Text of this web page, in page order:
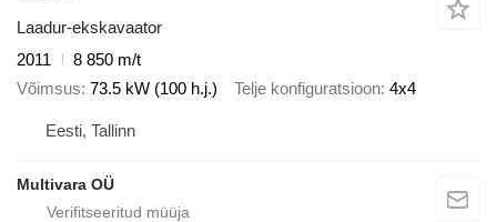
Laadur-ekskavaator
2011
8 850 m/t
Võimsus 73.5 kW (100 h.j.) Telje konfiguratsioon 4x4
Eesti, Tallinn
Multivara OÜ